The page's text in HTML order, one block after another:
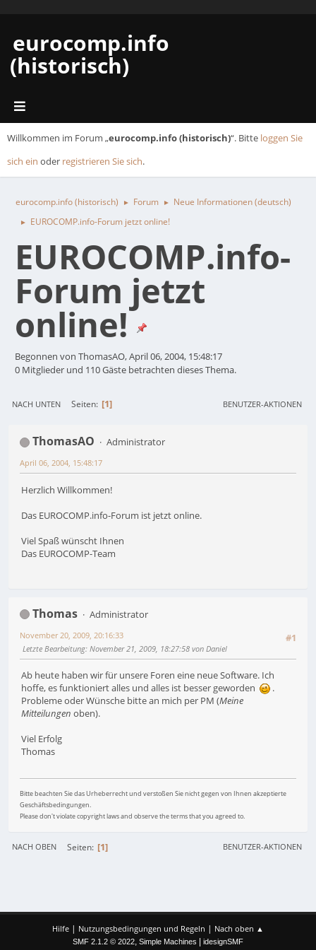
eurocomp.info
(historisch)
Willkommen im Forum „eurocomp.info (historisch)“. Bitte loggen Sie
sich ein oder registrieren Sie sich.
eurocomp.info (historisch) ► Forum ► Neue Informationen (deutsch)
► EUROCOMP.info-Forum jetzt online!
EUROCOMP.info-
Forum jetzt
online!
Begonnen von ThomasAO, April 06, 2004, 15:48:17
0 Mitglieder und 110 Gäste betrachten dieses Thema.
NACH UNTEN Seiten 1 BENUTZER-AKTIONEN
ThomasAO Administrator
April 06, 2004, 15:48:17
Herzlich Willkommen!
Das EUROCOMP.info-Forum ist jetzt online.
Viel Spaß wünscht Ihnen
Das EUROCOMP-Team
Thomas
Administrator
#1
November 20, 2009, 20:16:33
Letzte Bearbeitung: November 21, 2009, 18:27:58 von Daniel
Ab heute haben wir für unsere Foren eine neue Software. Ich
hoffe, es funktioniert alles und alles ist besser geworden
.
Probleme oder Wünsche bitte an mich per PM (Meine
Mitteilungen oben).
Viel Erfolg
Thomas
Bitte beachten Sie das Urheberrecht und verstoßen Sie nicht gegen von Ihnen akzeptierte
Geschäftsbedingungen.
Please don't violate copyright laws and observe the terms that you agreed to.
NACH OBEN Seiten 1 BENUTZER-AKTIONEN
Hilfe | Nutzungsbedingungen und Regeln | Nach oben ▲
SMF 2.1.2 © 2022, Simple Machines idesignSMF